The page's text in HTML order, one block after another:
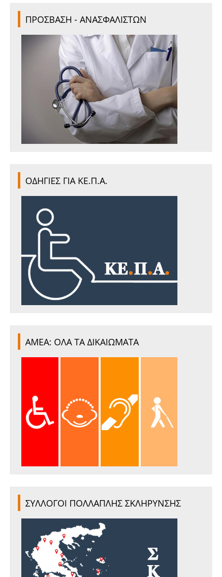
ΠΡΟΣΒΑΣΗ - ΑΝΑΣΦΑΛΙΣΤΩΝ
ΟΔΗΓΙΕΣ ΓΙΑ ΚΕ.Π.Α.
ΑΜΕΑ: ΟΛΑ ΤΑ ΔΙΚΑΙΩΜΑΤΑ
ΣΥΛΛΟΓΟΙ ΠΟΛΛΑΠΛΗΣ ΣΚΛΗΡΥΝΣΗΣ